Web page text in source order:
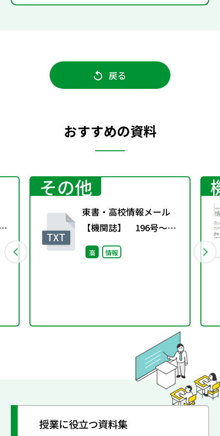
戻る
おすすめの資料
その他
東書・高校情報メール
【機関誌】 196号～海
底ケーブルと通信衛星～
～
高 情報
授業に役立つ資料集